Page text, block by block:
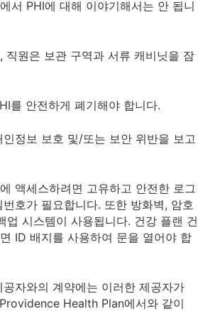
서 PHI에 대해 이야기해서는 안 됩니
직원은 보관 구역과 서류 캐비닛을 잠
를 안전하게 폐기해야 합니다.
인정보 보호 및/또는 보안 위반을 보고
액세스하려면 고유하고 안전한 로그
호가 필요합니다. 또한 방화벽, 암호
업 시스템이 사용됩니다. 건강 플랜 건
ID 배지를 사용하여 문을 열어야 합
자와의 계약에는 이러한 제공자가
Health Plan에서와 같이